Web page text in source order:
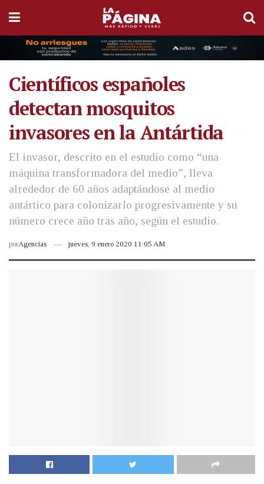
Científicos españoles
detectan mosquitos
invasores en la Antártida
El invasor, descrito en el estudio como “una
máquina transformadora del medio”, lleva
alrededor de 60 años adaptándose al medio
antártico para colonizarlo progresivamente y su
número crece año tras año, según el estudio.
porAgencias jueves, 9 enero 2020 11:05 AM